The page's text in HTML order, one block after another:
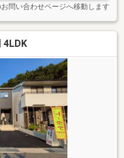
お問い合わせページへ移動します
4LDK